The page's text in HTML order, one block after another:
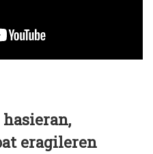
eragileren